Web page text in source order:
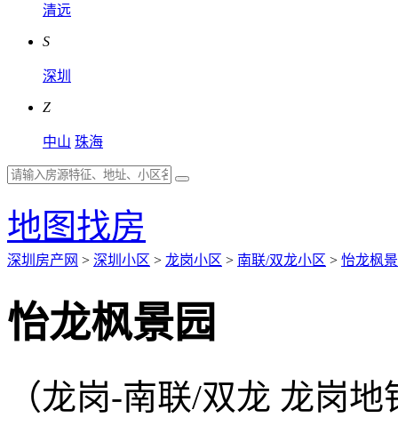
清远
S
深圳
Z
中山 珠海
地图找房
深圳房产网 > 深圳小区 > 龙岗小区 > 南联/双龙小区 > 怡龙枫
怡龙枫景园
（龙岗-南联/双龙 龙岗